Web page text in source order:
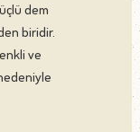
dem
biridir.
ve